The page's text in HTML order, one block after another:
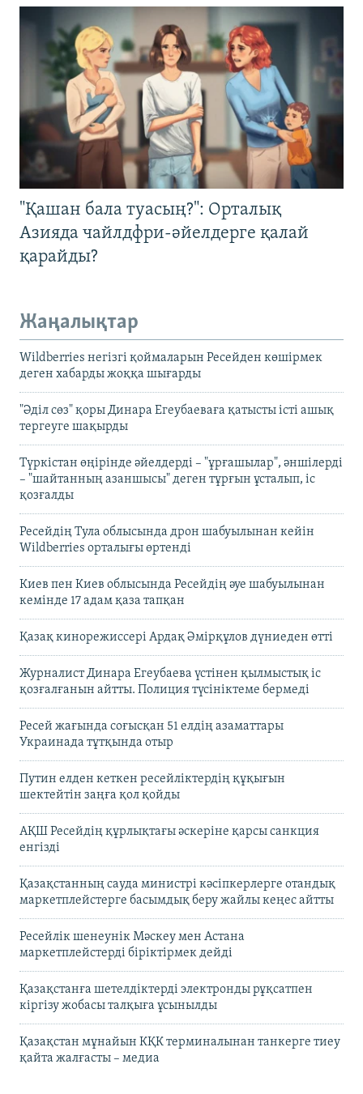
"Қашан бала туасың?": Орталық
Азияда чайлдфри-әйелдерге қалай
қарайды?
Жаңалықтар
Wildberries негізгі қоймаларын Ресейден көшірмек
деген хабарды жоққа шығарды
"Әділ сөз" қоры Динара Егеубаеваға қатысты істі ашық
тергеуге шақырды
Түркістан өңірінде әйелдерді – "ұрғашылар", әншілерді
– "шайтанның азаншысы" деген тұрғын ұсталып, іс
қозғалды
Ресейдің Тула облысында дрон шабуылынан кейін
Wildberries орталығы өртенді
Киев пен Киев облысында Ресейдің әуе шабуылынан
кемінде 17 адам қаза тапқан
Қазақ кинорежиссері Ардақ Әмірқұлов дүниеден өтті
Журналист Динара Егеубаева үстінен қылмыстық іс
қозғалғанын айтты. Полиция түсініктеме бермеді
Ресей жағында соғысқан 51 елдің азаматтары
Украинада тұтқында отыр
Путин елден кеткен ресейліктердің құқығын
шектейтін заңға қол қойды
АҚШ Ресейдің құрлықтағы әскеріне қарсы санкция
енгізді
Қазақстанның сауда министрі кәсіпкерлерге отандық
маркетплейстерге басымдық беру жайлы кеңес айтты
Ресейлік шенеунік Мәскеу мен Астана
маркетплейстерді біріктірмек дейді
Қазақстанға шетелдіктерді электронды рұқсатпен
кіргізу жобасы талқыға ұсынылды
Қазақстан мұнайын КҚК терминалынан танкерге тиеу
қайта жалғасты – медиа